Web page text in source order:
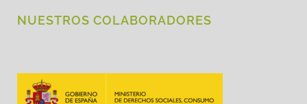
NUESTROS COLABORADORES